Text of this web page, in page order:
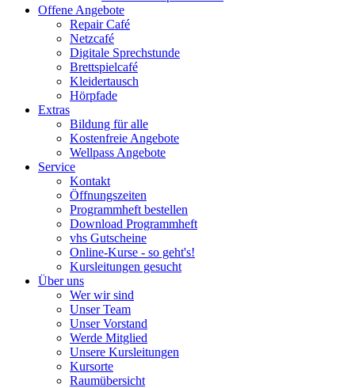
Offene Angebote
Repair Café
Netzcafé
Digitale Sprechstunde
Brettspielcafé
Kleidertausch
Hörpfade
Extras
Bildung für alle
Kostenfreie Angebote
Wellpass Angebote
Service
Kontakt
Öffnungszeiten
Programmheft bestellen
Download Programmheft
vhs Gutscheine
Online-Kurse - so geht's!
Kursleitungen gesucht
Über uns
Wer wir sind
Unser Team
Unser Vorstand
Werde Mitglied
Unsere Kursleitungen
Kursorte
Raumübersicht